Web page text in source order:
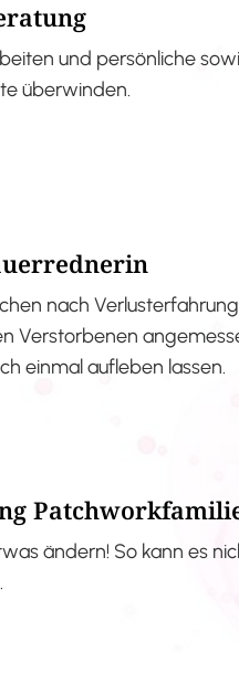
und persönliche
überwinden.
nach
Verstorbenen
einmal aufleben lassen.
ändern! So kann es